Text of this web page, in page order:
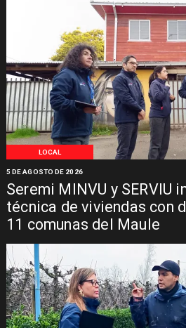
LOCAL
Seremi MINVU y SERVIU
técnica de viviendas con
11 comunas del Maule
5 DE AGOSTO DE 2026